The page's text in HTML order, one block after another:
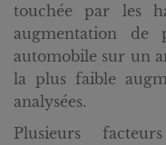
touchée par les
augmentation de
automobile sur un
la plus faible
analysées.
Plusieurs